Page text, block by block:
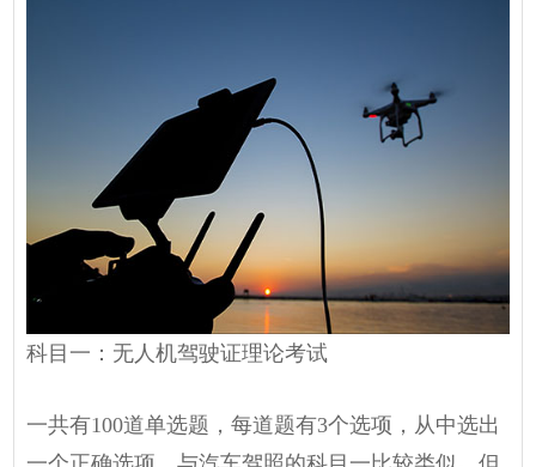
科目一：无人机驾驶证理论考试
一共有100道单选题，每道题有3个选项，从中选出